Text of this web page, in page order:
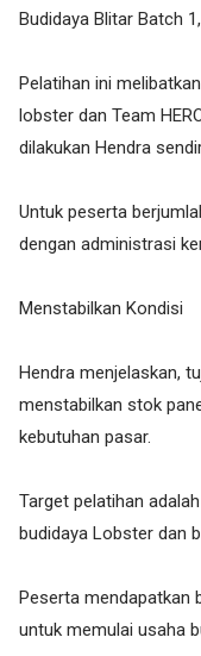
Budidaya Blitar Batch
Pelatihan ini
lobster dan Team
dilakukan Hendra
Untuk peserta
dengan administrasi
Menstabilkan Kondisi
Hendra menjelaskan,
menstabilkan stok
kebutuhan pasar.
Target pelatihan
budidaya Lobster dan
Peserta mendapatkan
untuk memulai usaha